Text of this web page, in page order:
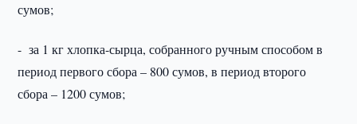
сумов;
- за 1 кг хлопка-сырца, собранного ручным способом в
период первого сбора – 800 сумов, в период второго
сбора – 1200 сумов;